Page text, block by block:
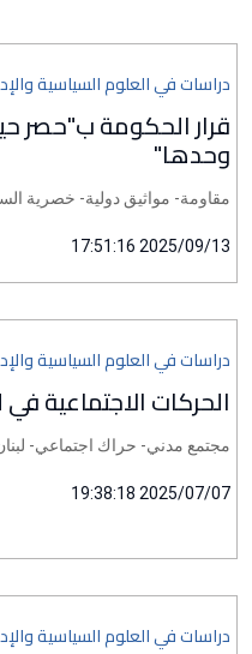
دراسات في العلوم السياسية
قرار الحكومة ب"حصر
وحدها"
مقاومة- مواثيق دولية- خصرية
2025/09/13 17:51:16
دراسات في العلوم السياسية
الحركات الاجتماعية في
مجتمع مدني- حراك اجتماعي- لبنان
2025/07/07 19:38:18
دراسات في العلوم السياسية